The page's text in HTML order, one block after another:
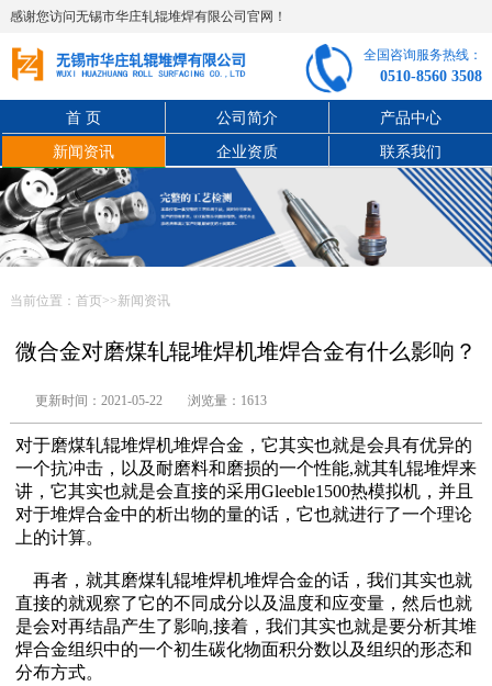
感谢您访问无锡市华庄轧辊堆焊有限公司官网！
全国咨询服务热线：
0510-8560 3508
首 页 公司简介 产品中心
新闻资讯 企业资质 联系我们
当前位置： 首页>>新闻资讯
微合金对磨煤轧辊堆焊机堆焊合金有什么影响？
更新时间：2021-05-22 浏览量：1613
对于磨煤轧辊堆焊机堆焊合金，它其实也就是会具有优异的
一个抗冲击，以及耐磨料和磨损的一个性能,就其轧辊堆焊来
讲，它其实也就是会直接的采用Gleeble1500热模拟机，并且
对于堆焊合金中的析出物的量的话，它也就进行了一个理论
上的计算。
再者，就其磨煤轧辊堆焊机堆焊合金的话，我们其实也就
直接的就观察了它的不同成分以及温度和应变量，然后也就
是会对再结晶产生了影响,接着，我们其实也就是要分析其堆
焊合金组织中的一个初生碳化物面积分数以及组织的形态和
分布方式。